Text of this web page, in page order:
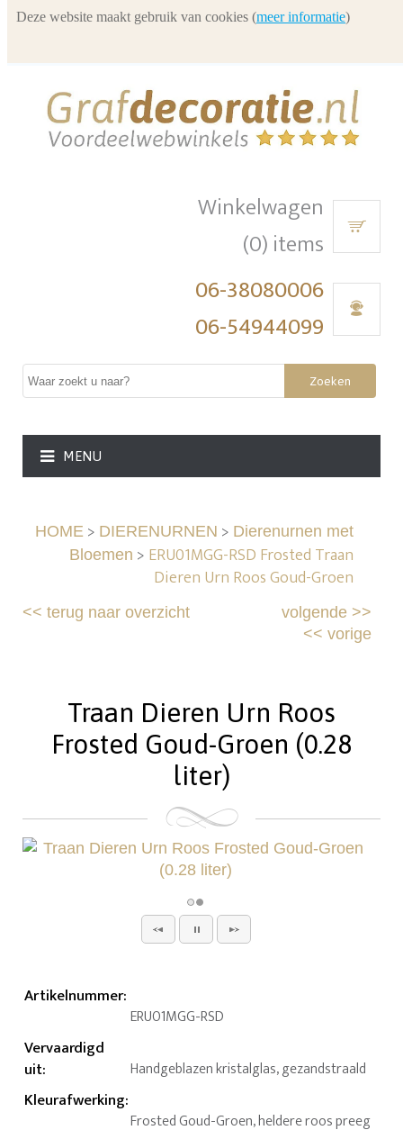
Winkelwagen
(0) items
06-38080006
06-54944099
Zoeken
MENU
HOME> DIERENURNEN > Dierenurnen met
Bloemen > ERU01MGG-RSD Frosted Traan
Dieren Urn Roos Goud-Groen
<<terug naar overzicht volgende>>
<< vorige
Traan Dieren Urn Roos
Frosted Goud-Groen (0.28
liter)
Artikelnummer:
ERU01MGG-RSD
Vervaardigd
uit: Handgeblazen kristalglas, gezandstraald
Kleurafwerking:
Frosted Goud-Groen, heldere roos preeg
Deze website maakt gebruik van cookies (meer informatie)